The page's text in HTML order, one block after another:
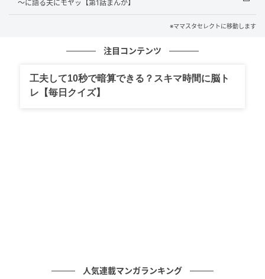
～に語る夫にモヤッ【第1話まんが】
※ママスタセレクトに移動します
注目コンテンツ
工夫して10秒で暗算できる？スキマ時間に脳ト
レ【毎日クイズ】
人気連載マンガランキング